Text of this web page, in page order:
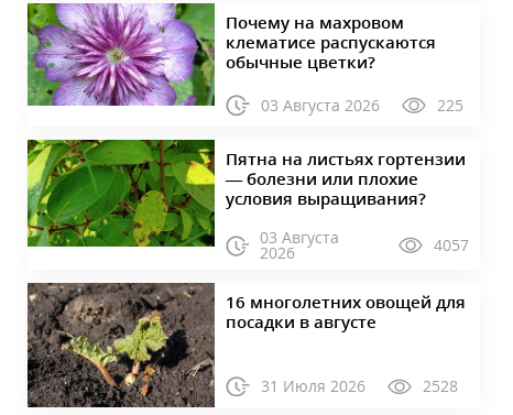
Почему на махровом
клематисе распускаются
обычные цветки?
03 Августа 2026 225
Пятна на листьях гортензии
— болезни или плохие
условия выращивания?
03 Августа
2026 4057
16 многолетних овощей для
посадки в августе
31 Июля 2026 2528